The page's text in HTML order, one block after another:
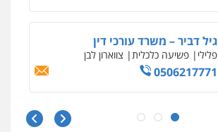
גיל דביר – משרד עורכי דין
פלילי פשיעה כלכלית צווארון לבן
0506217771
סלימאן אבו שעירה – משרד עורכי דין